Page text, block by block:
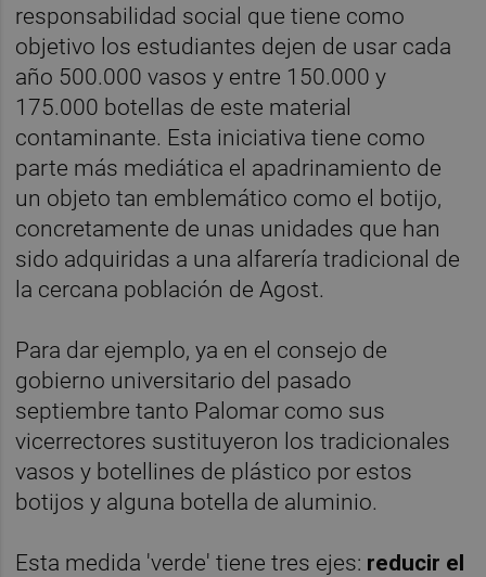
responsabilidad social que tiene como
objetivo los estudiantes dejen de usar cada
año 500.000 vasos y entre 150.000 y
175.000 botellas de este material
contaminante. Esta iniciativa tiene como
parte más mediática el apadrinamiento de
un objeto tan emblemático como el botijo,
concretamente de unas unidades que han
sido adquiridas a una alfarería tradicional de
la cercana población de Agost.
Para dar ejemplo, ya en el consejo de
gobierno universitario del pasado
septiembre tanto Palomar como sus
vicerrectores sustituyeron los tradicionales
vasos y botellines de plástico por estos
botijos y alguna botella de aluminio.
Esta medida 'verde' tiene tres ejes: reducir el